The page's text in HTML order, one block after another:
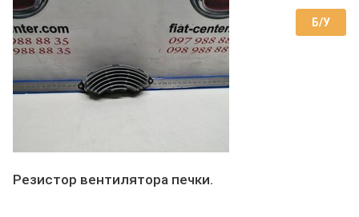
Б/У
Резистор вентилятора печки.